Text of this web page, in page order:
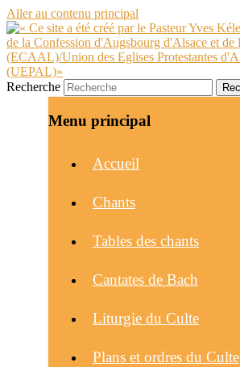
Aller au contenu principal
Recherche
Menu principal
Accueil
Chants
Tables des chants
Cantates de Bach
Liturgie du Culte
Plans et ordres du Culte